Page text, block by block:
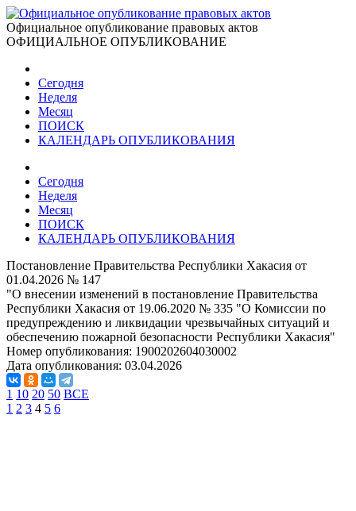
Официальное опубликование правовых актов
ОФИЦИАЛЬНОЕ ОПУБЛИКОВАНИЕ
Сегодня
Неделя
Месяц
ПОИСК
КАЛЕНДАРЬ ОПУБЛИКОВАНИЯ
Сегодня
Неделя
Месяц
ПОИСК
КАЛЕНДАРЬ ОПУБЛИКОВАНИЯ
Постановление Правительства Республики Хакасия от
01.04.2026 № 147
"О внесении изменений в постановление Правительства
Республики Хакасия от 19.06.2020 № 335 "О Комиссии по
предупреждению и ликвидации чрезвычайных ситуаций и
обеспечению пожарной безопасности Республики Хакасия"
Номер опубликования: 1900202604030002
Дата опубликования: 03.04.2026
1 10 20 50 ВСЕ
1 2 3 4 5 6